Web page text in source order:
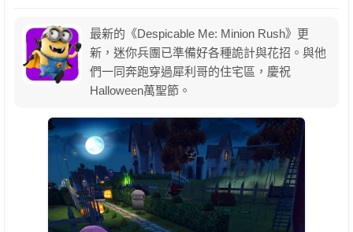
最新的《Despicable Me: Minion Rush》更
新，迷你兵團已準備好各種詭計與花招。與他
們一同奔跑穿過犀利哥的住宅區，慶祝
Halloween萬聖節。